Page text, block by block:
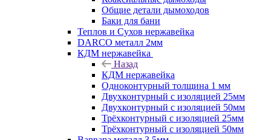
Общие детали дымоходов
Баки для бани
Теплов и Сухов нержавейка
DARCO металл 2мм
КДМ нержавейка
Назад
КДМ нержавейка
Одноконтурный толщина 1 мм
Двухконтурный с изоляцией 25мм
Двухконтурный с изоляцией 50мм
Трёхконтурный с изоляцией 25мм
Трёхконтурный с изоляцией 50мм